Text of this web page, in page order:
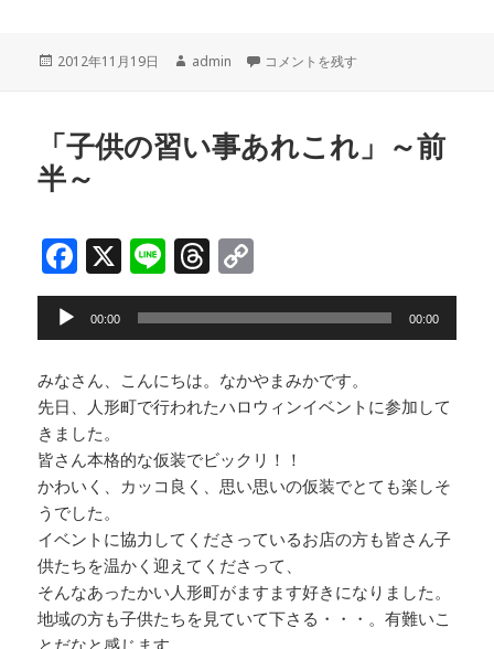
c
e
o
o
e r
e
d
y
n
投
2012年11月19日
作
admin 「子供の習い事あれこれ」～後半～ に
コメントを残す
「子供の習い事あれこれ」～前
半～
F
a
c
e
b
o
o
k
X Li
n
e
T
h
r
e
a
s
o
p
y
Li
k
レ
ー
ヤ
ー
00:00 00:00
みなさん、こんにちは。なかやまみかです。
先日、人形町で行われたハロウィンイベントに参加して
きました。
皆さん本格的な仮装でビックリ！！
かわいく、カッコ良く、思い思いの仮装でとても楽しそ
うでした。
イベントに協力してくださっているお店の方も皆さん子
供たちを温かく迎えてくださって、
そんなあったかい人形町がますます好きになりました。
地域の方も子供たちを見ていて下さる・・・。有難いこ
とだなと感じます。